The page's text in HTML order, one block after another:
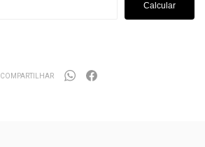
Calcular
COMPARTILHAR